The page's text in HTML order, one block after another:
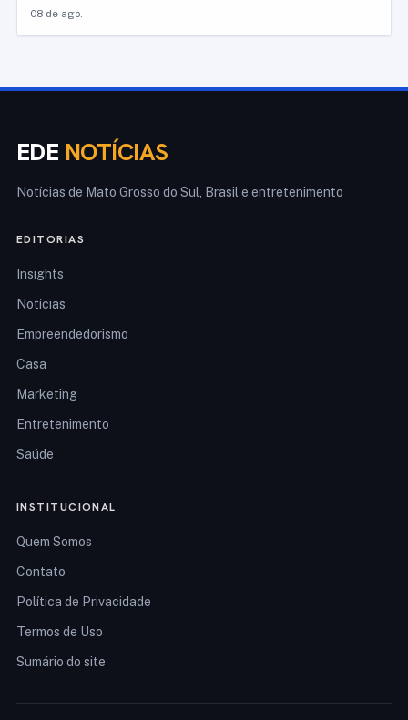
08 de ago.
EDE NOTÍCIAS
Notícias de Mato Grosso do Sul, Brasil e entretenimento
EDITORIAS
Insights
Notícias
Empreendedorismo
Casa
Marketing
Entretenimento
Saúde
INSTITUCIONAL
Quem Somos
Contato
Política de Privacidade
Termos de Uso
Sumário do site